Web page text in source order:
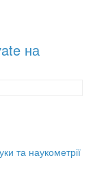
на
та наукометрії